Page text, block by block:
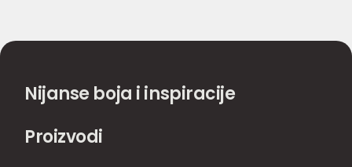
Nijanse boja i inspiracije
Proizvodi